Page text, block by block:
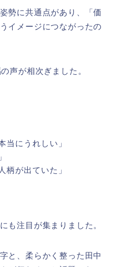
勢に共通点があり、「価
イメージにつながったの
声が相次ぎました。
当にうれしい」
柄が出ていた」
も注目が集まりました。
と、柔らかく整った田中